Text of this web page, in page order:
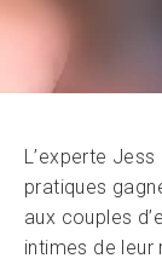
L’experte
pratiques
aux couples
intimes de leur